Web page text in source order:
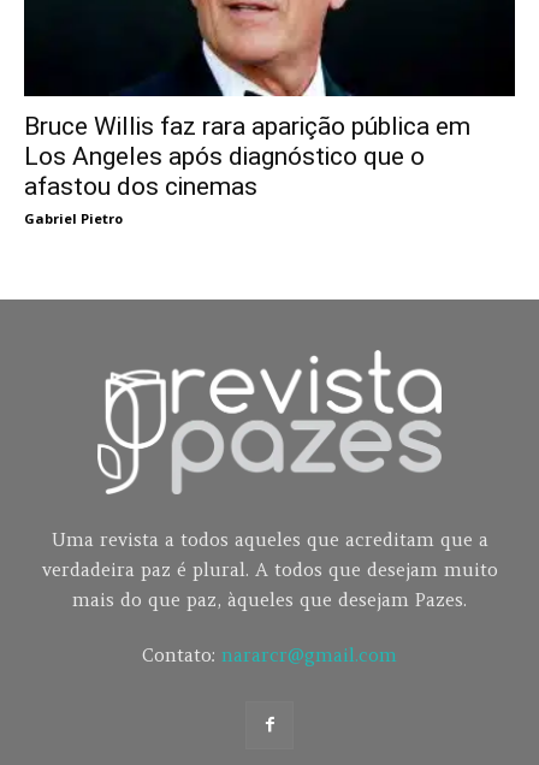
Bruce Willis faz rara aparição pública em
Los Angeles após diagnóstico que o
afastou dos cinemas
Gabriel Pietro
Uma revista a todos aqueles que acreditam que a
verdadeira paz é plural. A todos que desejam muito
mais do que paz, àqueles que desejam Pazes.
Contato: nararcr@gmail.com